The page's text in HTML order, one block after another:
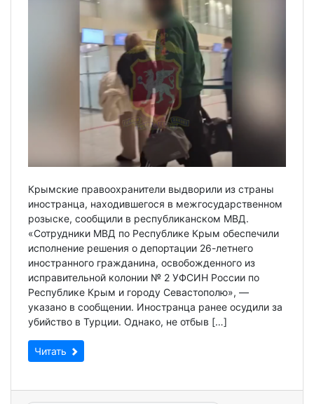
Крымские правоохранители выдворили из страны
иностранца, находившегося в межгосударственном
розыске, сообщили в республиканском МВД.
«Сотрудники МВД по Республике Крым обеспечили
исполнение решения о депортации 26-летнего
иностранного гражданина, освобожденного из
исправительной колонии № 2 УФСИН России по
Республике Крым и городу Севастополю», —
указано в сообщении. Иностранца ранее осудили за
убийство в Турции. Однако, не отбыв […]
Читать